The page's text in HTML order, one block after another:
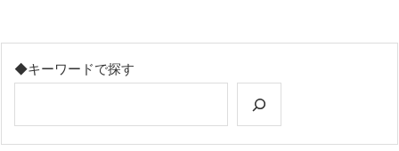
◆キーワードで探す